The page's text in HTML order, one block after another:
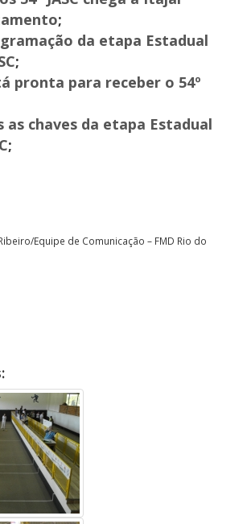
;
da etapa Estadual
;
pronta para receber o 54º
as chaves da etapa Estadual
;
Equipe de Comunicação – FMD Rio do